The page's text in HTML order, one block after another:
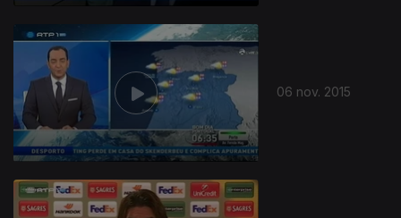
06 nov. 2015